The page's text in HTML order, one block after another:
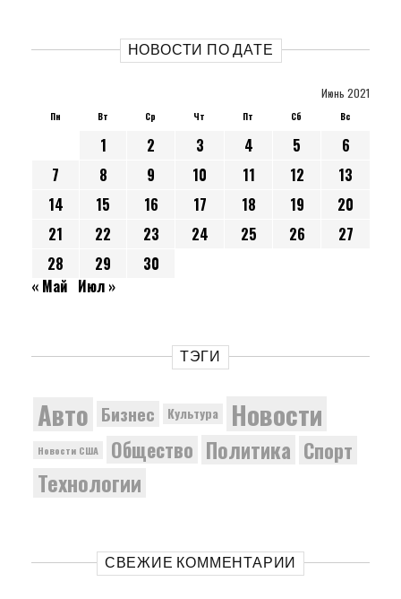
НОВОСТИ ПО ДАТЕ
Июнь 2021
Пн Вт Ср Чт Пт Сб Вс
1 2 3 4 5
6
7
8 9 10 11 12
13
14
15 16 17 18 19
20
21
22 23 24 25 26
27
28
29
30
« Май Июл »
ТЭГИ
Авто Бизнес Культура Новости
Новости США Общество Политика Спорт
Технологии
СВЕЖИЕ КОММЕНТАРИИ